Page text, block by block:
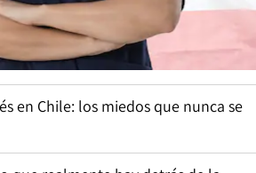
en Chile: los miedos que nunca se